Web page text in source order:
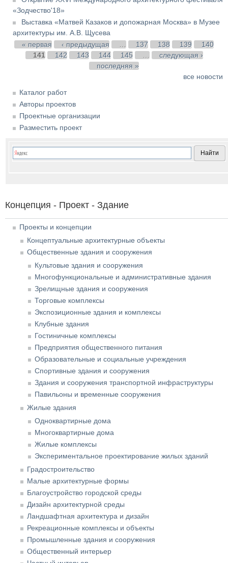
«Зодчество'18»
Выставка «Матвей Казаков и допожарная Москва» в Музее
архитектуры им. А.В. Щусева
Страницы
« первая ‹ предыдущая 137 138 139
140
141
142 143 144 145
следующая ›
последняя »
все новости
Каталог работ
Авторы проектов
Проектные организации
Разместить проект
Концепция - Проект - Здание
Проекты и концепции
Концептуальные архитектурные объекты
Общественные здания и сооружения
Культовые здания и сооружения
Многофункциональные и административные здания
Зрелищные здания и сооружения
Торговые комплексы
Экспозиционные здания и комплексы
Клубные здания
Гостиничные комплексы
Предприятия общественного питания
Образовательные и социальные учреждения
Спортивные здания и сооружения
Здания и сооружения транспортной инфраструктуры
Павильоны и временные сооружения
Жилые здания
Одноквартирные дома
Многоквартирные дома
Жилые комплексы
Экспериментальное проектирование жилых зданий
Градостроительство
Малые архитектурные формы
Благоустройство городской среды
Дизайн архитектурной среды
Ландшафтная архитектура и дизайн
Рекреационные комплексы и объекты
Промышленные здания и сооружения
Общественный интерьер